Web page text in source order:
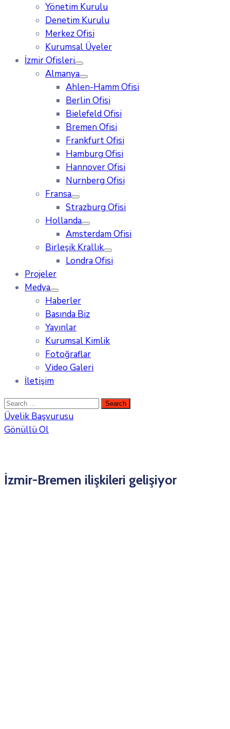
Yönetim Kurulu
Denetim Kurulu
Merkez Ofisi
Kurumsal Üyeler
İzmir Ofisleri
Almanya
Ahlen-Hamm Ofisi
Berlin Ofisi
Bielefeld Ofisi
Bremen Ofisi
Frankfurt Ofisi
Hamburg Ofisi
Hannover Ofisi
Nurnberg Ofisi
Fransa
Strazburg Ofisi
Hollanda
Amsterdam Ofisi
Birleşik Krallık
Londra Ofisi
Projeler
Medya
Haberler
Basında Biz
Yayınlar
Kurumsal Kimlik
Fotoğraflar
Video Galeri
İletişim
Üyelik Başvurusu
Gönüllü Ol
İzmir-Bremen ilişkileri gelişiyor